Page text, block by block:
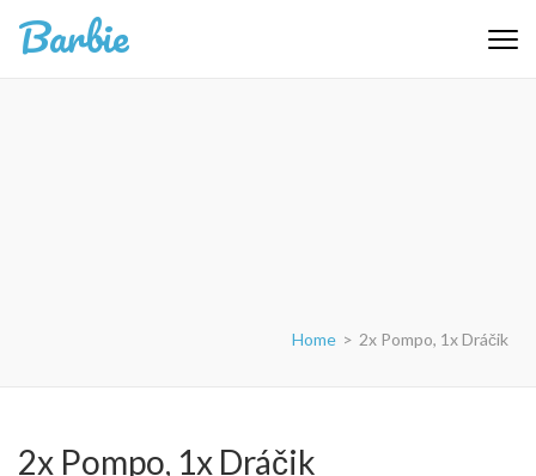
Barbie
Home > 2x Pompo, 1x Dráčik
2x Pompo, 1x Dráčik